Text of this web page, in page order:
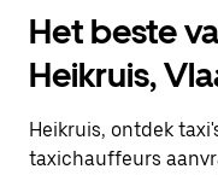
de
agenda
te
openen
een
datum
Het beste
Heikruis,
Heikruis, ontdek
taxichauffeurs